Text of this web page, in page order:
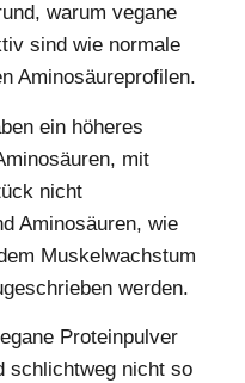
warum vegane
sind wie normale
Aminosäureprofilen.
ein höheres
mit
nicht
Aminosäuren, wie
Muskelwachstum
werden.
Proteinpulver
schlichtweg nicht so